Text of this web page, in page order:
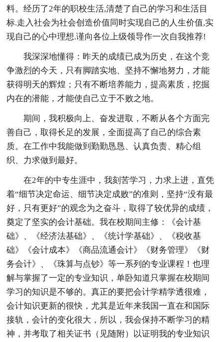
料。经历了2年的职校生活,清楚了自己的学习和生活目
标.走入社会为社会创造价值同时实现自己的人生价值,实
现自己的心中理想.谨向各位上级领导作一次自我推荐!
我深深地懂得：昨天的成绩已成为历史，在这个竞
争激烈的今天，只有脚踏实地、坚持不懈地努力，才能
获得明天的辉煌；只有不断培养能力，提高素质，挖掘
内在的潜能，才能使自己立于不败之地。
期间，我积极向上、奋发进取，不断从各个方面完
善自己，取得长足的发展，全面提高了自己的综合素
质。在工作中我能做到勤勤恳恳、认真负责、精心组
织、力求做到最好。
在2年的中专生涯中，我刻苦学习，力求上进，直凭
着“细节决定命运、细节决定成败”的准则，坚持“没有最
好，只有更好”的观念为之奋斗，取得了较优异的成绩，
奠定了坚实的会计基础。我在校期间主修：《会计基
础》、《经济法基础》、《统计学基础》、《税收基
础》《会计成本》《商品流通会计》《财务管理》《财
务会计》、《珠算与点钞》等一系列的专业课程！也理
解与掌握了一定的专业知识，单卧知道只掌握在校期间
学习的知识是不够的。真正的要把会计学精学透很难，
会计知识更新的很快，尤其是近年来我国一直在和国际
接轨，会计的变化很大，所以，我会保持不断学习的精
神，并考取了相关证书（见随附）以证明我的专业知识